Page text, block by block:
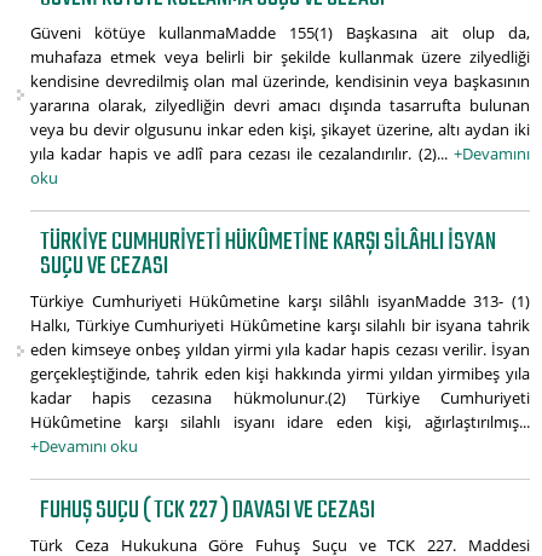
Güveni kötüye kullanmaMadde 155(1) Başkasına ait olup da,
muhafaza etmek veya belirli bir şekilde kullanmak üzere zilyedliği
kendisine devredilmiş olan mal üzerinde, kendisinin veya başkasının
yararına olarak, zilyedliğin devri amacı dışında tasarrufta bulunan
veya bu devir olgusunu inkar eden kişi, şikayet üzerine, altı aydan iki
yıla kadar hapis ve adlî para cezası ile cezalandırılır. (2)... +Devamını
oku
TÜRKIYE CUMHURIYETI HÜKÛMETINE KARŞI SILÂHLI ISYAN
SUÇU VE CEZASI
Türkiye Cumhuriyeti Hükûmetine karşı silâhlı isyanMadde 313- (1)
Halkı, Türkiye Cumhuriyeti Hükûmetine karşı silahlı bir isyana tahrik
eden kimseye onbeş yıldan yirmi yıla kadar hapis cezası verilir. İsyan
gerçekleştiğinde, tahrik eden kişi hakkında yirmi yıldan yirmibeş yıla
kadar hapis cezasına hükmolunur.(2) Türkiye Cumhuriyeti
Hükûmetine karşı silahlı isyanı idare eden kişi, ağırlaştırılmış...
+Devamını oku
FUHUŞ SUÇU ( TCK 227 ) DAVASI VE CEZASI
Türk Ceza Hukukuna Göre Fuhuş Suçu ve TCK 227. Maddesi